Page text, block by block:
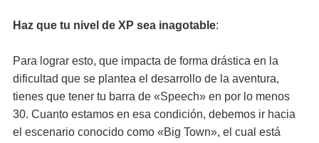
Haz que tu nivel de XP sea inagotable:
Para lograr esto, que impacta de forma drástica en la
dificultad que se plantea el desarrollo de la aventura,
tienes que tener tu barra de «Speech» en por lo menos
30. Cuanto estamos en esa condición, debemos ir hacia
el escenario conocido como «Big Town», el cual está